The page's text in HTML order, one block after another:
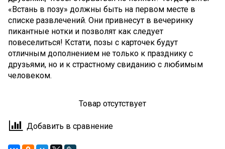
«Встань в позу» должны быть на первом месте в
списке развлечений. Они привнесут в вечеринку
пикантные нотки и позволят как следует
повеселиться! Кстати, позы с карточек будут
отличным дополнением не только к празднику с
друзьями, но и к страстному свиданию с любимым
человеком.
Товар отсутствует
Добавить в сравнение